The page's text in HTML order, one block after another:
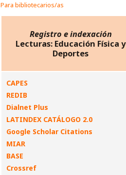
Para bibliotecarios/as
Registro e indexación
Lecturas: Educación Física y
Deportes
CAPES
REDIB
Dialnet Plus
LATINDEX CATÁLOGO 2.0
Google Scholar Citations
MIAR
BASE
Crossref